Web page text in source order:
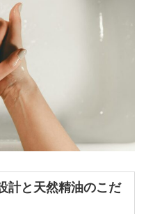
計と天然精油のこだ